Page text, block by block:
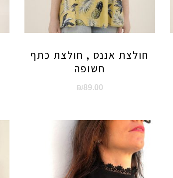
חולצת אננס , חולצת כתף
חשופה
₪89.00